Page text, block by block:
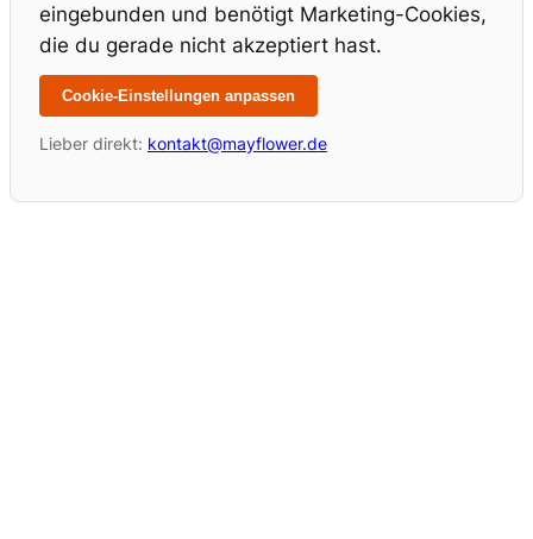
eingebunden und benötigt Marketing-Cookies,
die du gerade nicht akzeptiert hast.
Cookie-Einstellungen anpassen
Lieber direkt: kontakt@mayflower.de